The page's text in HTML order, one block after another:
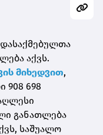
აქვს.
მიხედვით,
908 698
განათლება
საშუალო